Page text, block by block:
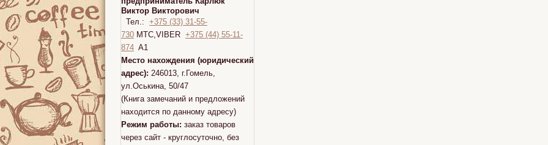
Виктор Викторович
Тел.: +375 (33) 31-55-
730 МТС,VIBER +375 (44) 55-11-
874 A1
Место нахождения (юридический
адрес): 246013, г.Гомель,
ул.Оськина, 50/47
(Книга замечаний и предложений
находится по данному адресу)
Режим работы: заказ товаров
через сайт - круглосуточно, без